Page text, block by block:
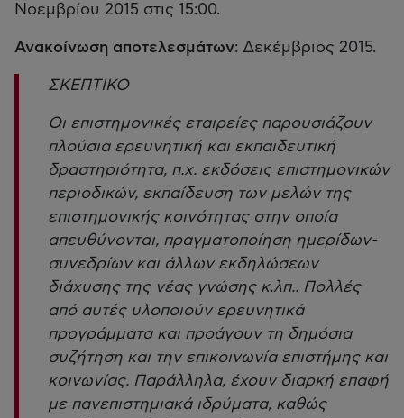
Νοεμβρίου 2015 στις 15:00.
Ανακοίνωση αποτελεσμάτων: Δεκέμβριος 2015.
ΣΚΕΠΤΙΚΟ
Οι επιστημονικές εταιρείες παρουσιάζουν
πλούσια ερευνητική και εκπαιδευτική
δραστηριότητα, π.χ. εκδόσεις επιστημονικών
περιοδικών, εκπαίδευση των μελών της
επιστημονικής κοινότητας στην οποία
απευθύνονται, πραγματοποίηση ημερίδων-
συνεδρίων και άλλων εκδηλώσεων
διάχυσης της νέας γνώσης κ.λπ.. Πολλές
από αυτές υλοποιούν ερευνητικά
προγράμματα και προάγουν τη δημόσια
συζήτηση και την επικοινωνία επιστήμης και
κοινωνίας. Παράλληλα, έχουν διαρκή επαφή
με πανεπιστημιακά ιδρύματα, καθώς